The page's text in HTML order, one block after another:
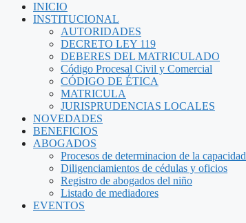
INICIO
INSTITUCIONAL
AUTORIDADES
DECRETO LEY 119
DEBERES DEL MATRICULADO
Código Procesal Civil y Comercial
CÓDIGO DE ÉTICA
MATRICULA
JURISPRUDENCIAS LOCALES
NOVEDADES
BENEFICIOS
ABOGADOS
Procesos de determinacion de la capacidad
Diligenciamientos de cédulas y oficios
Registro de abogados del niño
Listado de mediadores
EVENTOS